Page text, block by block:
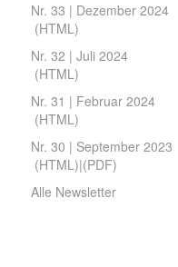
Nr. 33 | Dezember 2024
(HTML)
Nr. 32 | Juli 2024
(HTML)
Nr. 31 | Februar 2024
(HTML)
Nr. 30 | September 2023
(HTML)|(PDF)
Alle Newsletter